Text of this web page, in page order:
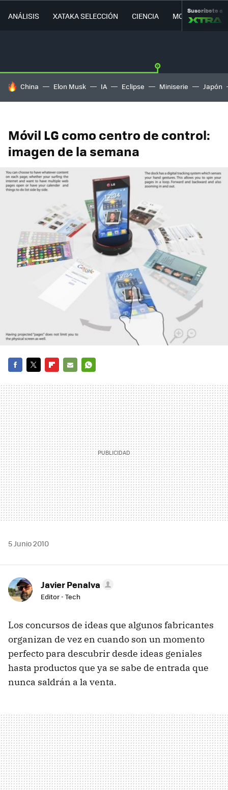
ANÁLISIS XATAKA SELECCIÓN CIENCIA MOVILIDAD
Suscríbete a
HOY SE HABLA DE
China Elon Musk IA Eclipse Miniserie Japón
Móvil LG como centro de control:
imagen de la semana
MAIL
5 Junio 2010
Javier Penalva
Editor - Tech
Los concursos de ideas que algunos fabricantes
organizan de vez en cuando son un momento
perfecto para descubrir desde ideas geniales
hasta productos que ya se sabe de entrada que
nunca saldrán a la venta.